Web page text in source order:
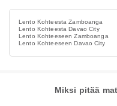
Lento Kohteesta Zamboanga
Lento Kohteesta Davao City
Lento Kohteeseen Zamboanga
Lento Kohteeseen Davao City
Miksi pitää